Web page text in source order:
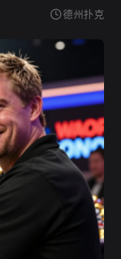
德州扑克